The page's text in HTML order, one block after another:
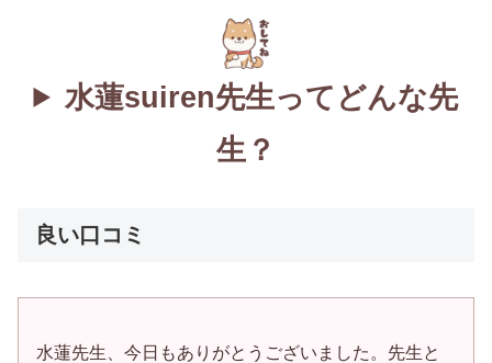
水蓮suiren先生ってどんな先
生？
良い口コミ
水蓮先生、今日もありがとうございました。先生と